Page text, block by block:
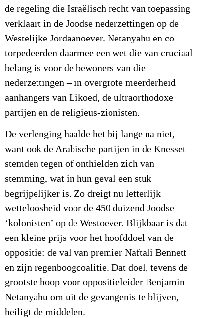
de regeling die Israëlisch recht van toepassing
verklaart in de Joodse nederzettingen op de
Westelijke Jordaanoever. Netanyahu en co
torpedeerden daarmee een wet die van cruciaal
belang is voor de bewoners van die
nederzettingen – in overgrote meerderheid
aanhangers van Likoed, de ultraorthodoxe
partijen en de religieus-zionisten.
De verlenging haalde het bij lange na niet,
want ook de Arabische partijen in de Knesset
stemden tegen of onthielden zich van
stemming, wat in hun geval een stuk
begrijpelijker is. Zo dreigt nu letterlijk
wetteloosheid voor de 450 duizend Joodse
‘kolonisten’ op de Westoever. Blijkbaar is dat
een kleine prijs voor het hoofddoel van de
oppositie: de val van premier Naftali Bennett
en zijn regenboogcoalitie. Dat doel, tevens de
grootste hoop voor oppositieleider Benjamin
Netanyahu om uit de gevangenis te blijven,
heiligt de middelen.